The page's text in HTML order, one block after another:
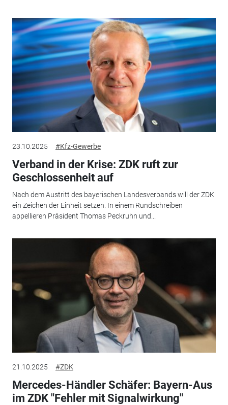
23.10.2025 #Kfz-Gewerbe
Verband in der Krise: ZDK ruft zur
Geschlossenheit auf
Nach dem Austritt des bayerischen Landesverbands will der ZDK
ein Zeichen der Einheit setzen. In einem Rundschreiben
appellieren Präsident Thomas Peckruhn und...
21.10.2025 #ZDK
Mercedes-Händler Schäfer: Bayern-Aus
im ZDK "Fehler mit Signalwirkung"